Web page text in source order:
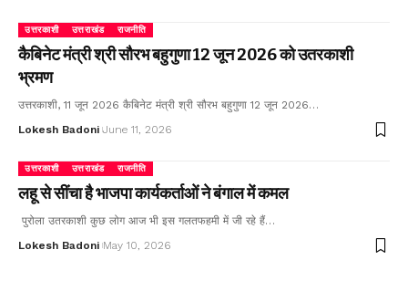
उत्तरकाशी उत्तराखंड राजनीति
कैबिनेट मंत्री श्री सौरभ बहुगुणा 12 जून 2026 को उतरकाशी
भ्रमण
उत्तरकाशी, 11 जून 2026 कैबिनेट मंत्री श्री सौरभ बहुगुणा 12 जून 2026…
Lokesh Badoni June 11, 2026
उत्तरकाशी उत्तराखंड राजनीति
लहू से सींचा है भाजपा कार्यकर्ताओं ने बंगाल में कमल
पुरोला उतरकाशी कुछ लोग आज भी इस गलतफहमी में जी रहे हैं…
Lokesh Badoni May 10, 2026